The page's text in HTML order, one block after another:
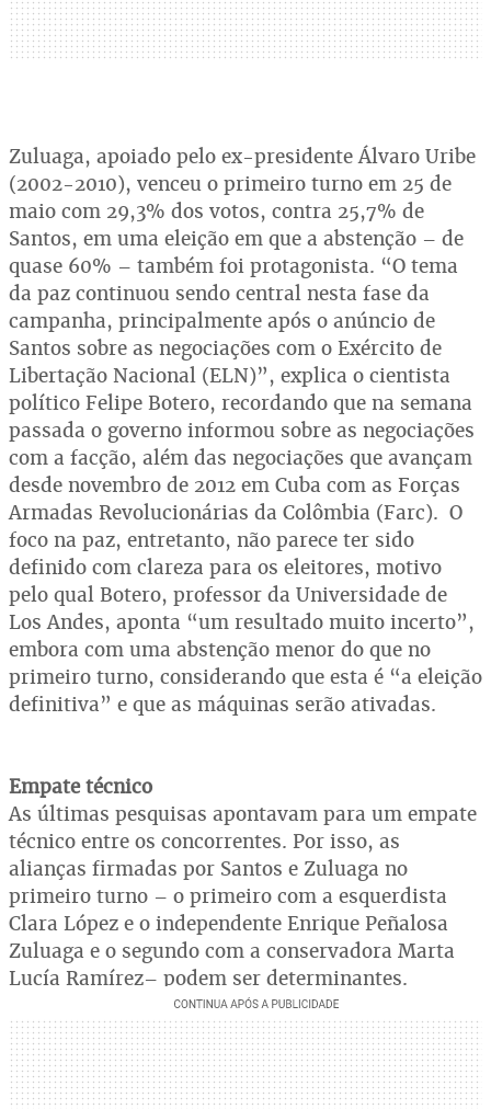
Zuluaga, apoiado pelo ex-presidente Álvaro Uribe
(2002-2010), venceu o primeiro turno em 25 de
maio com 29,3% dos votos, contra 25,7% de
Santos, em uma eleição em que a abstenção – de
quase 60% – também foi protagonista. “O tema
da paz continuou sendo central nesta fase da
campanha, principalmente após o anúncio de
Santos sobre as negociações com o Exército de
Libertação Nacional (ELN)”, explica o cientista
político Felipe Botero, recordando que na semana
passada o governo informou sobre as negociações
com a facção, além das negociações que avançam
desde novembro de 2012 em Cuba com as Forças
Armadas Revolucionárias da Colômbia (Farc). O
foco na paz, entretanto, não parece ter sido
definido com clareza para os eleitores, motivo
pelo qual Botero, professor da Universidade de
Los Andes, aponta “um resultado muito incerto”,
embora com uma abstenção menor do que no
primeiro turno, considerando que esta é “a eleição
definitiva” e que as máquinas serão ativadas.
Empate técnico
As últimas pesquisas apontavam para um empate
técnico entre os concorrentes. Por isso, as
alianças firmadas por Santos e Zuluaga no
primeiro turno – o primeiro com a esquerdista
Clara López e o independente Enrique Peñalosa
Zuluaga e o segundo com a conservadora Marta
Lucía Ramírez– podem ser determinantes.